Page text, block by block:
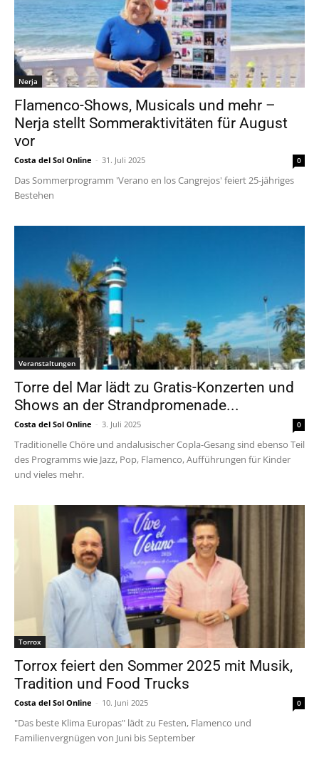
Nerja
Flamenco-Shows, Musicals und mehr –
Nerja stellt Sommeraktivitäten für August
vor
Costa del Sol Online - 31. Juli 2025 0
Das Sommerprogramm 'Verano en los Cangrejos' feiert 25-jähriges
Bestehen
Veranstaltungen
Torre del Mar lädt zu Gratis-Konzerten und
Shows an der Strandpromenade...
Costa del Sol Online - 3. Juli 2025 0
Traditionelle Chöre und andalusischer Copla-Gesang sind ebenso Teil
des Programms wie Jazz, Pop, Flamenco, Aufführungen für Kinder
und vieles mehr.
Torrox
Torrox feiert den Sommer 2025 mit Musik,
Tradition und Food Trucks
Costa del Sol Online - 10. Juni 2025 0
"Das beste Klima Europas" lädt zu Festen, Flamenco und
Familienvergnügen von Juni bis September